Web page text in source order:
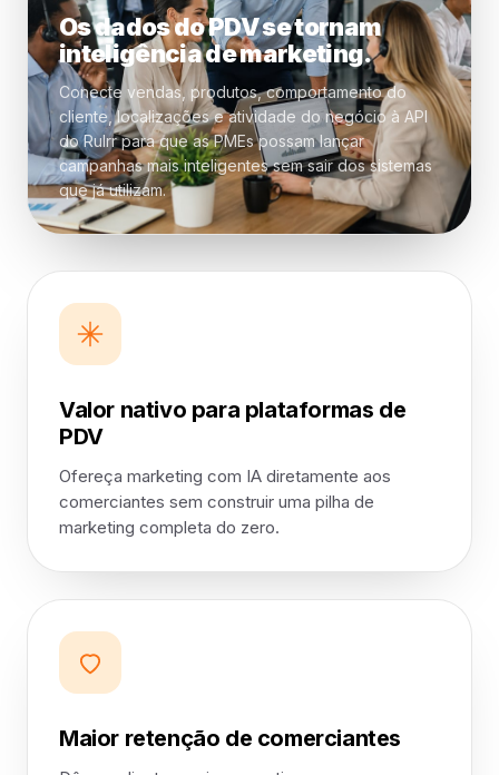
Os dados do PDV se tornam
inteligência de marketing.
Conecte vendas, produtos, comportamento do
cliente, localizações e atividade do negócio à API
do Rulrr para que as PMEs possam lançar
campanhas mais inteligentes sem sair dos sistemas
que já utilizam.
Valor nativo para plataformas de
PDV
Ofereça marketing com IA diretamente aos
comerciantes sem construir uma pilha de
marketing completa do zero.
Maior retenção de comerciantes